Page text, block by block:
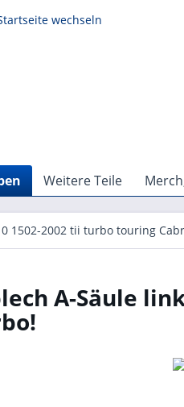
Weitere Teile
1502-2002 tii turbo touring
A-Säule